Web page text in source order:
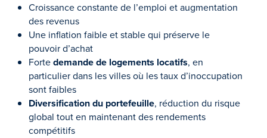
Croissance constante de l’emploi et augmentation
des revenus
Une inflation faible et stable qui préserve le
pouvoir d’achat
Fortedemande de logements locatifs, en
particulier dans les villes où les taux d’inoccupation
sont faibles
Diversification du portefeuille, réduction du risque
global tout en maintenant des rendements
compétitifs